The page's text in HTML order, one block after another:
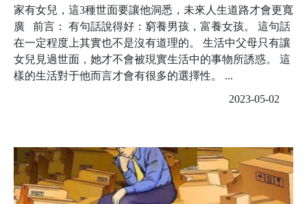
家有女兒，這3種世面要讓他洞悉，未來人生道路才會更寬
廣 前言： 有句話說得好：窮養男孩，富養女孩。 這句話
在一定程度上其實也不是沒有道理的。 生活中父母只有讓
女兒見過世面，她才不會被現實生活中的事物所誘惑。 這
樣的生活對于他而言才會有很多的選擇性。 ...
2023-05-02